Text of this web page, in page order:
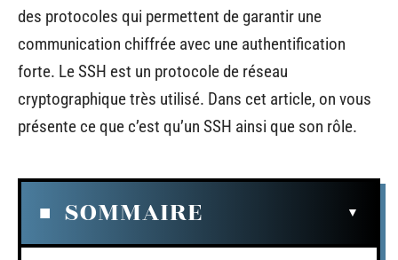
des protocoles qui permettent de garantir une
communication chiffrée avec une authentification
forte. Le SSH est un protocole de réseau
cryptographique très utilisé. Dans cet article, on vous
présente ce que c’est qu’un SSH ainsi que son rôle.
SOMMAIRE